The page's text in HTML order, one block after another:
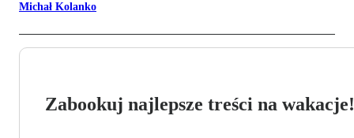
Michał Kolanko
Zabookuj najlepsze treści na wakacje!